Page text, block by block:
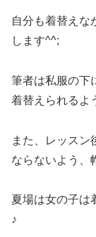
自分も着替えな
します^^;
筆者は私服の下
着替えられるよ
また、レッスン
ならないよう、
夏場は女の子は
♪